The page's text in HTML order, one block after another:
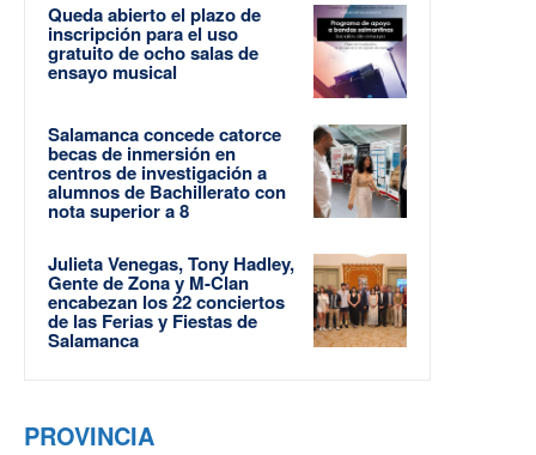
Queda abierto el plazo de
inscripción para el uso
gratuito de ocho salas de
ensayo musical
Salamanca concede catorce
becas de inmersión en
centros de investigación a
alumnos de Bachillerato con
nota superior a 8
Julieta Venegas, Tony Hadley,
Gente de Zona y M-Clan
encabezan los 22 conciertos
de las Ferias y Fiestas de
Salamanca
PROVINCIA